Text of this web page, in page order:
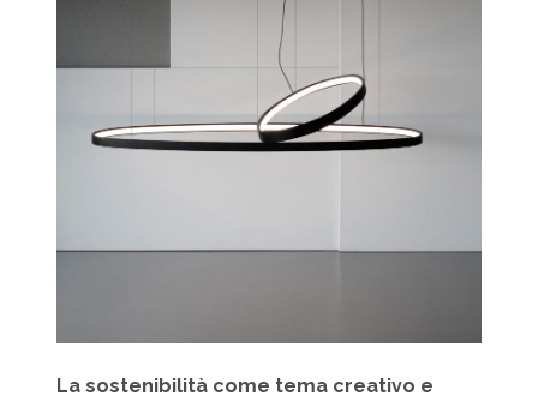
La sostenibilità come tema creativo e